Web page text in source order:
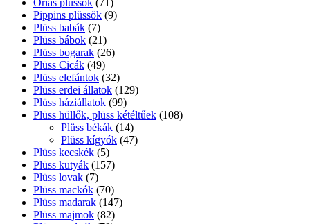
Óriás plüssök (71)
Pippins plüssök (9)
Plüss babák (7)
Plüss bábok (21)
Plüss bogarak (26)
Plüss Cicák (49)
Plüss elefántok (32)
Plüss erdei állatok (129)
Plüss háziállatok (99)
Plüss hüllők, plüss kétéltűek (108)
Plüss békák (14)
Plüss kígyók (47)
Plüss kecskék (5)
Plüss kutyák (157)
Plüss lovak (7)
Plüss mackók (70)
Plüss madarak (147)
Plüss majmok (82)